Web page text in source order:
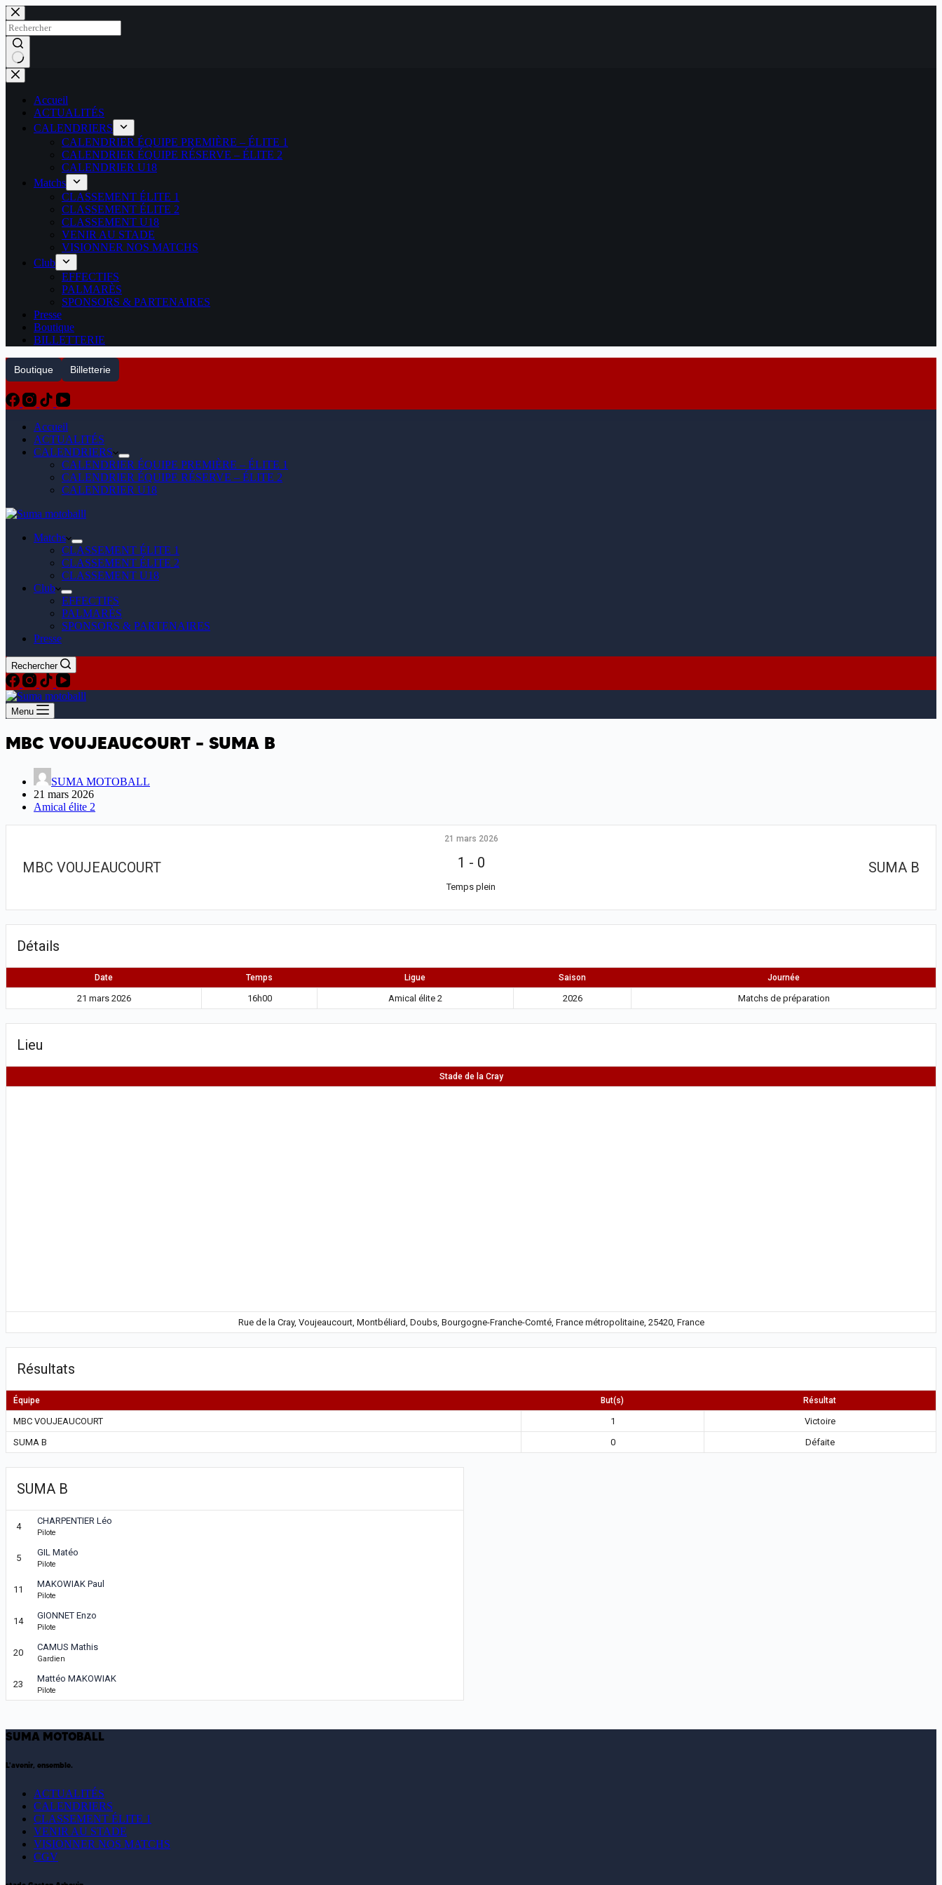
Passer
au
contenu
Aucun
résultat
Accueil
ACTUALITÉS
CALENDRIERS
CALENDRIER ÉQUIPE PREMIÈRE – ÉLITE 1
CALENDRIER ÉQUIPE RÉSERVE – ÉLITE 2
CALENDRIER U18
Matchs
CLASSEMENT ÉLITE 1
CLASSEMENT ÉLITE 2
CLASSEMENT U18
VENIR AU STADE
VISIONNER NOS MATCHS
Club
EFFECTIFS
PALMARÈS
SPONSORS & PARTENAIRES
Presse
Boutique
BILLETTERIE
Boutique Billetterie
Accueil
ACTUALITÉS
CALENDRIERS
CALENDRIER ÉQUIPE PREMIÈRE – ÉLITE 1
CALENDRIER ÉQUIPE RÉSERVE – ÉLITE 2
CALENDRIER U18
Matchs
CLASSEMENT ÉLITE 1
CLASSEMENT ÉLITE 2
CLASSEMENT U18
Club
EFFECTIFS
PALMARÈS
SPONSORS & PARTENAIRES
Presse
Rechercher
Menu
MBC VOUJEAUCOURT – SUMA B
SUMA MOTOBALL
21 mars 2026
Amical élite 2
MBC VOUJEAUCOURT SUMA B
21 mars 2026
1 - 0
Temps plein
Détails
Date Temps Ligue Saison Journée
21 mars 2026 16h00 Amical élite 2 2026 Matchs de préparation
Lieu
Stade de la Cray
Rue de la Cray, Voujeaucourt, Montbéliard, Doubs, Bourgogne-Franche-Comté, France métropolitaine, 25420, France
Résultats
Équipe But(s) Résultat
MBC VOUJEAUCOURT 1
Victoire
SUMA B
0 Défaite
SUMA B
4
CHARPENTIER Léo
Pilote
5
GIL Matéo
Pilote
11
MAKOWIAK Paul
Pilote
14
GIONNET Enzo
Pilote
20
CAMUS Mathis
Gardien
23
Mattéo MAKOWIAK
Pilote
SUMA MOTOBALL
L'avenir, ensemble.
ACTUALITÉS
CALENDRIERS
CLASSEMENT ÉLITE 1
VENIR AU STADE
VISIONNER NOS MATCHS
CGV